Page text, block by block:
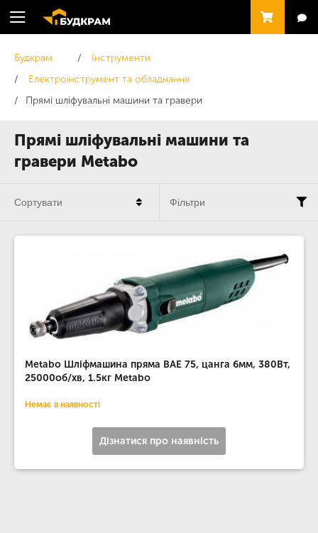
Прямі шліфувальні машини та
гравери Metabo
Будкрам
Інструменти
Електроінструмент та обладнання
Прямі шліфувальні машини та гравери
Metabo Шліфмашина пряма BAE 75, цанга 6мм, 380Вт,
25000об/хв, 1.5кг Metabo
Немає в наявності
Дізнатися про наявність
Сортувати Фільтри